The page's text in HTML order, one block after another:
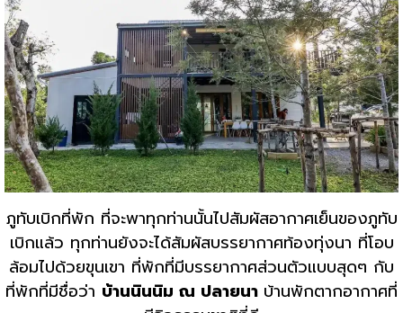
ภูทับเบิกที่พัก ที่จะพาทุกท่านนั้นไปสัมผัสอากาศเย็นของภูทับ
เบิกแล้ว ทุกท่านยังจะได้สัมผัสบรรยากาศท้องทุ่งนา ที่โอบ
ล้อมไปด้วยขุนเขา ที่พักที่มีบรรยากาศส่วนตัวแบบสุดๆ กับ
ที่พักที่มีชื่อว่า บ้านนินนิม ณ ปลายนา บ้านพักตากอากาศที่